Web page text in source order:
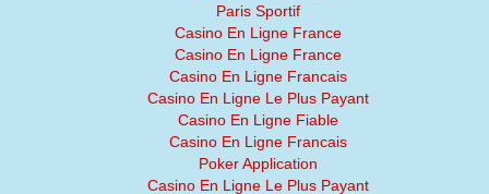
Paris Sportif
Casino En Ligne France
Casino En Ligne France
Casino En Ligne Francais
Casino En Ligne Le Plus Payant
Casino En Ligne Fiable
Casino En Ligne Francais
Poker Application
Casino En Ligne Le Plus Payant